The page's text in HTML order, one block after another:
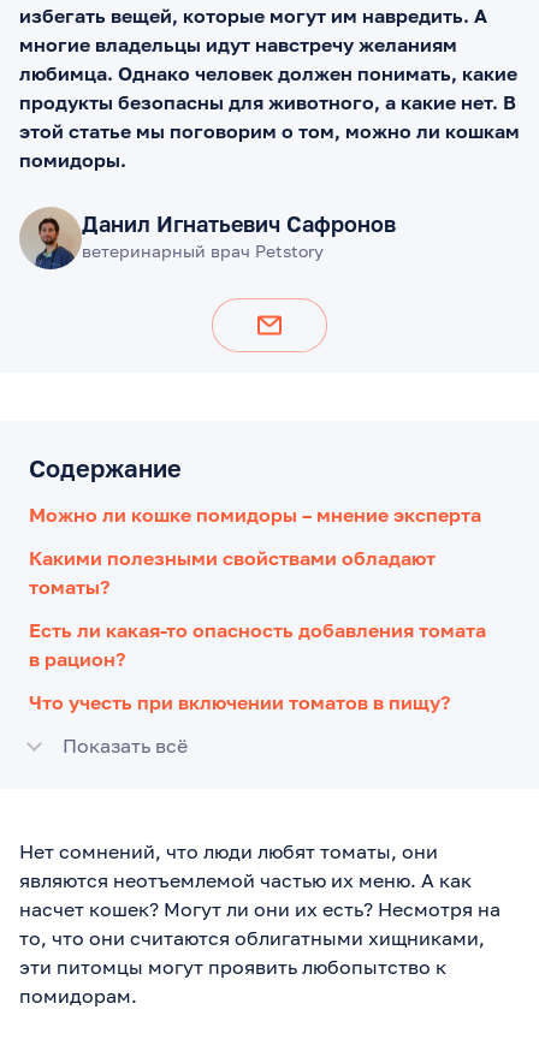
избегать вещей, которые могут им навредить. А
многие владельцы идут навстречу желаниям
любимца. Однако человек должен понимать, какие
продукты безопасны для животного, а какие нет. В
этой статье мы поговорим о том, можно ли кошкам
помидоры.
Данил Игнатьевич Сафронов
ветеринарный врач Petstory
Содержание
Можно ли кошке помидоры – мнение эксперта
Какими полезными свойствами обладают
томаты?
Есть ли какая-то опасность добавления томата
в рацион?
Что учесть при включении томатов в пищу?
Показать всё
Нет сомнений, что люди любят томаты, они
являются неотъемлемой частью их меню. А как
насчет кошек? Могут ли они их есть? Несмотря на
то, что они считаются облигатными хищниками,
эти питомцы могут проявить любопытство к
помидорам.